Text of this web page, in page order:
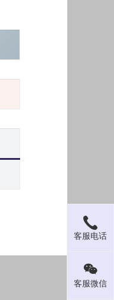
客服电话
客服微信